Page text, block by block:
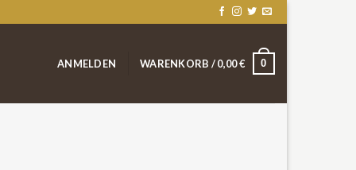
ANMELDEN WARENKORB /0,00€ 0